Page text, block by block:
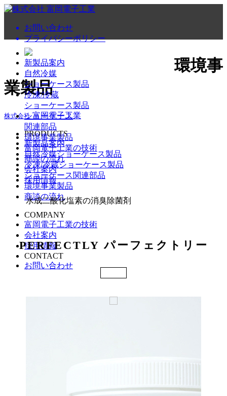
お問い合わせ
プライバシーポリシー
株式会社 富岡電子工業
環境事
業製品
株式会社富岡電子工業
PRODUCTS
新製品案内
自然冷媒ショーケース製品
冷凍/冷蔵ショーケース製品
ショーケース関連部品
環境事業製品
商談の流れ
COMPANY
富岡電子工業の技術
会社案内
採用情報
CONTACT
お問い合わせ
新製品案内
自然冷媒
ショーケース製品
冷凍/冷蔵
ショーケース製品
ショーケース
関連部品
環境事業製品
富岡電子工業の技術
商談の流れ
会社案内
採用情報
水成二酸化塩素の消臭除菌剤
PERFECTLY パーフェクトリー